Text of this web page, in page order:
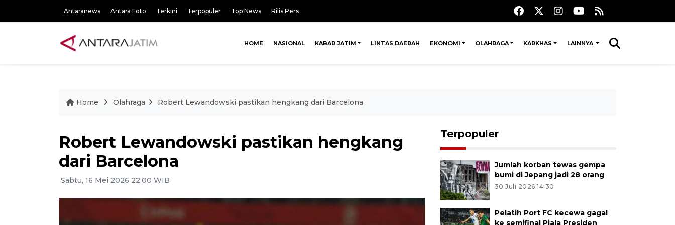
Antaranews Antara Foto Terkini Terpopuler Top News Rilis Pers
HOME NASIONAL KABAR JATIM LINTAS DAERAH EKONOMI OLAHRAGA KARKHAS LAINNYA
Home Olahraga Robert Lewandowski pastikan hengkang dari Barcelona
Robert Lewandowski pastikan hengkang
dari Barcelona
Sabtu, 16 Mei 2026 22:00 WIB
Terpopuler
Jumlah korban tewas gempa
bumi di Jepang jadi 28 orang
30 Juli 2026 14:30
Pelatih Port FC kecewa gagal
ke semifinal Piala Presiden